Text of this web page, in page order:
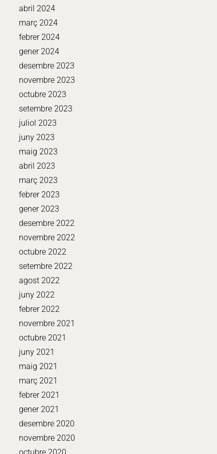
abril 2024
març 2024
febrer 2024
gener 2024
desembre 2023
novembre 2023
octubre 2023
setembre 2023
juliol 2023
juny 2023
maig 2023
abril 2023
març 2023
febrer 2023
gener 2023
desembre 2022
novembre 2022
octubre 2022
setembre 2022
agost 2022
juny 2022
febrer 2022
novembre 2021
octubre 2021
juny 2021
maig 2021
març 2021
febrer 2021
gener 2021
desembre 2020
novembre 2020